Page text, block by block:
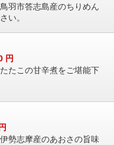
羽市答志島産のちりめん
い。
円
たこの甘辛煮をご堪能下
円
勢志摩産のあおさの旨味